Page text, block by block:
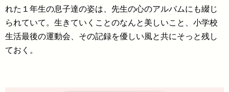
れた１年生の息子達の姿は、先生の心のアルバムにも綴じ
られていて。生きていくことのなんと美しいこと、小学校
生活最後の運動会、その記録を優しい風と共にそっと残し
ておく。